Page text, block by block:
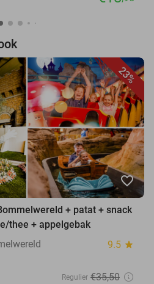
23%
favorite_border
+ patat + snack
thee + appelgebak
9.5 star
Regulier €35,50